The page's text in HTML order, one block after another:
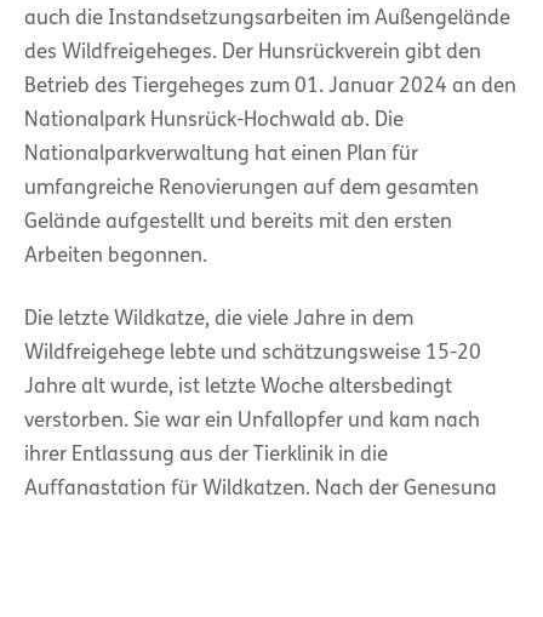
auch die Instandsetzungsarbeiten im Außengelände
des Wildfreigeheges. Der Hunsrückverein gibt den
Betrieb des Tiergeheges zum 01. Januar 2024 an den
Nationalpark Hunsrück-Hochwald ab. Die
Nationalparkverwaltung hat einen Plan für
umfangreiche Renovierungen auf dem gesamten
Gelände aufgestellt und bereits mit den ersten
Arbeiten begonnen.
Die letzte Wildkatze, die viele Jahre in dem
Wildfreigehege lebte und schätzungsweise 15-20
Jahre alt wurde, ist letzte Woche altersbedingt
verstorben. Sie war ein Unfallopfer und kam nach
ihrer Entlassung aus der Tierklinik in die
Auffangstation für Wildkatzen. Nach der Genesung